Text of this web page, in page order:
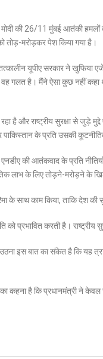
मोदी की 26/11 मुंबई आतंकी
तोड़-मरोड़कर पेश किया गया है।
यूपीए सरकार ने खुफिया
वह गलत है। मैंने ऐसा कुछ नहीं
है और राष्ट्रीय सुरक्षा से जुड़े
के प्रति उसकी
एनडीए की आतंकवाद के प्रति
लाभ के लिए तोड़ने-मरोड़ने के
साथ काम किया, ताकि देश की
प्रभावित करती है। राष्ट्रीय
इस बात का संकेत है कि यह
कहना है कि प्रधानमंत्री ने